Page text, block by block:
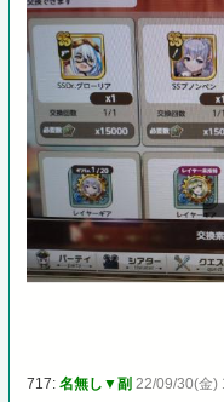
717:名無し▼副 22/09/30(金)